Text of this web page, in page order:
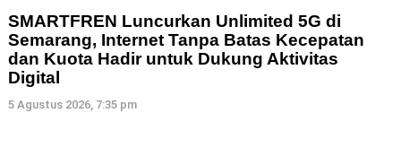
SMARTFREN Luncurkan Unlimited 5G di
Semarang, Internet Tanpa Batas Kecepatan
dan Kuota Hadir untuk Dukung Aktivitas
Digital
5 Agustus 2026, 7:35 pm